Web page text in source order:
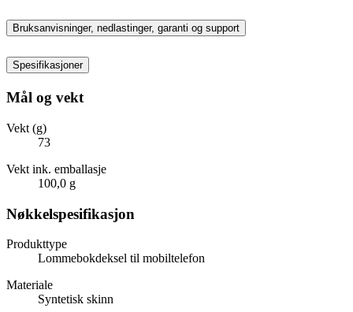
Bruksanvisninger, nedlastinger, garanti og support
Spesifikasjoner
Mål og vekt
Vekt (g)
73
Vekt ink. emballasje
100,0 g
Nøkkelspesifikasjon
Produkttype
Lommebokdeksel til mobiltelefon
Materiale
Syntetisk skinn